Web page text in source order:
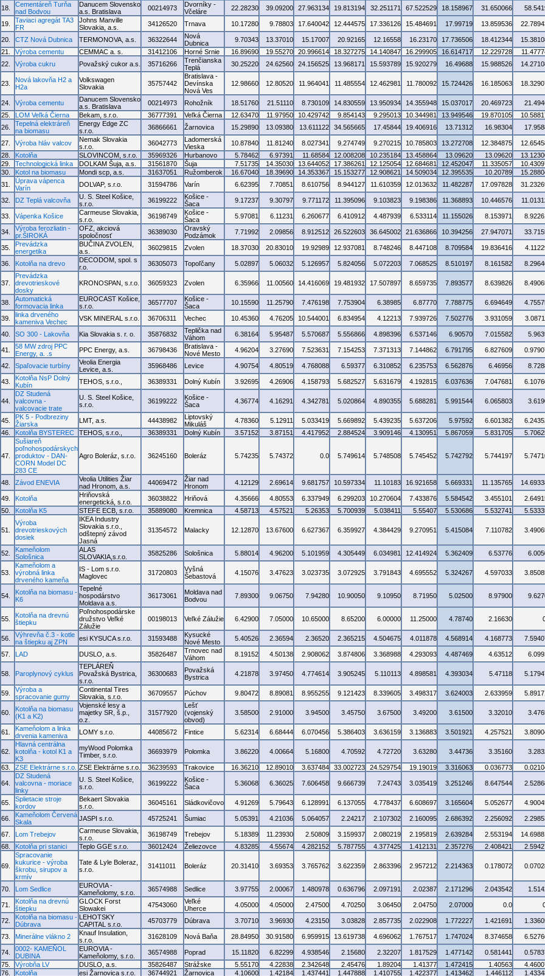
18.
Cementáreň Turňa
nad Bodvou
Danucem Slovensko
a.s. Bratislava
00214973
Dvorníky -
Včeláre
22.28230 39.09200 27.963134 19.813194 32.251171 67.522529 18.158967 31.650066
19.
Taviaci agregát TA3
FR
Johns Manville
Slovakia, a.s.
34126520 Trnava 10.17280 9.78803 17.640042 12.444575 17.336126 15.484691 17.99719 13.859536
20. CTZ Nová Dubnica TERMONOVA, a.s. 36322644
Nová
Dubnica
9.70343 13.37010 15.17007 20.92165 12.16558 16.23170 17.736506 18.412344
21.
Výroba cementu CEMMAC a. s. 31412106 Horné Srnie 16.89690 19.55270 20.996614 18.327275 14.140847 16.299905 16.614717 12.229728
22.
Výroba cukru Považský cukor a.s. 35716266
Trenčianska
Teplá
30.25220 24.62560 24.156525 13.968171 15.593789 15.920279 16.49688 15.988526
23.
Nová lakovňa H2 a
H2a
Volkswagen
Slovakia
35757442
Bratislava -
Devínska
Nová Ves
12.98660 12.80520 11.964041 11.485554 12.462981 11.780092 15.724426 16.185063
24. Výroba cementu
Danucem Slovensko
a.s. Bratislava
00214973 Rohožník 18.51760 21.51110 8.730109 14.830559 13.950934 14.355948 15.037017 20.469723
25.
LOM Veľká Čierna Bekam, s.r.o. 36777391 Veľká Čierna 12.63470 11.97950 10.429742 9.854143 9.295013 10.344981 13.949546 19.870105
26.
Tepelná elektráreň
na biomasu
Energy Edge ZC
s.r.o.
36866661 Žarnovica 15.29890 13.09380 13.611122 34.565665 17.45844 19.406916 13.71312 16.98304
27. Výroba hláv valcov
Nemak Slovakia
s.r.o.
36042773
Ladomerská
Vieska
10.87840 11.81240 8.027341 9.274749 9.270215 10.785803 13.272708 12.384875
28.
Kotolňa SLOVINCOM, s.r.o. 35969326 Hurbanovo 5.78462 6.97391 11.68584 12.008208 10.235184 13.458864 13.09620 13.09620
29.
Technologická linka DOLKAM Šuja, a.s. 31561870 Šuja 7.51735 14.35030 13.644052 17.386261 12.125054 12.684681 12.452047 11.335057
30.
Kotol na biomasu Mondi scp, a.s. 31637051 Ružomberok 16.67040 18.39690 14.353367 15.153277 12.908621 14.509034 12.395535 10.20789
31.
Úprava vápenca
Varín
DOLVAP, s.r.o. 31594786 Varín 6.62395 7.70851 8.610756 8.944127 11.610359 12.013632 11.482287 17.097828
32. DZ Teplá valcovňa
U. S. Steel Košice,
s.r.o.
36199222
Košice -
Šaca
9.17237 9.30797 9.771172 11.395096 9.103823 9.198386 11.368893 10.446576
33. Vápenka Košice
Carmeuse Slovakia,
s.r.o.
36198749
Košice -
Šaca
5.97081 6.11231 6.260677 6.410912 4.487939 6.533114 11.155026 8.153971
34.
Výroba ferozliatin -
pr.ŠIROKÁ
OFZ, akciová
spoločnosť
36389030
Oravský
Podzámok
7.71992 2.09856 8.912512 26.522603 36.645002 21.636866 10.394256 27.947071
35.
Prevádzka
energetika
BUČINA ZVOLEN,
a.s.
36029815 Zvolen 18.37030 20.83010 19.92989 12.937081 8.748246 8.447108 8.709584 19.836416
36. Kotolňa na drevo
DECODOM, spol. s
r.o.
36305073 Topoľčany 5.02897 5.06032 5.126957 5.824056 5.072203 7.068525 8.510197 8.161582
37.
Prevádzka
drevotrieskové
dosky
KRONOSPAN, s.r.o. 36059323 Zvolen 6.35966 11.00560 14.416069 19.481932 17.507897 8.659735 7.893577 8.639826
38.
Automatická
formovacia linka
EUROCAST Košice,
s.r.o.
36577707
Košice -
Šaca
10.15590 11.25790 7.476198 7.753904 6.38985 6.87770 7.788775 6.694649
39.
linka drveného
kameniva Vechec
VSK MINERAL s.r.o. 36706311 Vechec 10.45360 4.76205 10.544001 6.834954 4.12213 7.939726 7.502776 3.931059
40. SO 300 - Lakovňa Kia Slovakia s. r. o. 35876832
Teplička nad
Váhom
6.38164 5.95487 5.570687 5.556866 4.898396 6.537146 6.90570 7.015582
41.
58 MW zdroj PPC
Energy, a. .s
PPC Energy, a.s. 36798436
Bratislava -
Nové Mesto
4.96204 3.27690 7.523631 7.154253 7.371313 7.144862 6.791795 6.827609
42. Spaľovacie turbíny
Veolia Energia
Levice, a.s.
35968486 Levice 4.90754 4.80519 4.768088 6.59377 6.310852 6.235753 6.562876 6.46956
43.
Kotolňa NsP Dolný
Kubín
TEHOS, s.r.o., 36389331 Dolný Kubín 3.92695 4.26906 4.158793 5.682527 5.631679 4.192815 6.037636 7.047681
44.
DZ Studená
valcovna -
valcovacie trate
U. S. Steel Košice,
s.r.o.
36199222
Košice -
Šaca
4.36774 4.16291 4.342781 5.020864 4.890355 5.688281 5.991544 6.065803
45.
PK 5 - Podbreziny
Žiarska
LMT, a.s. 44438982
Liptovský
Mikuláš
4.78360 5.12911 5.033419 5.669892 5.439235 5.637206 5.97592 6.601382
46.
Kotolňa BYSTEREC TEHOS, s.r.o., 36389331 Dolný Kubín 3.57152 3.87151 4.417952 2.884524 3.909146 4.130951 5.867059 5.831705
47.
Sušiareň
poľnohospodárskych
produktov - DAN-
CORN Model DC
283 CE
Agro Boleráz, s.r.o. 36245160 Boleráz 5.74235 5.74372 0.0 5.749614 5.748508 5.745452 5.742792 5.744197
48. Závod ENEVIA
Veolia Utilities Žiar
nad Hronom, a.s.
44069472
Žiar nad
Hronom
4.12129 2.69614 9.681757 10.597334 11.10183 16.921658 5.669331 11.135765
49. Kotolňa
Hriňovská
energetická, s.r.o.
36038822 Hriňová 4.35666 4.80553 6.337949 6.299203 10.270604 7.433876 5.584542 3.455101
50.
Kotolňa K5 STEFE ECB, s.r.o. 35889080 Kremnica 4.58713 4.57521 5.26353 5.700939 5.038411 5.55407 5.530686 5.532741
51.
Výroba
drevotrieskových
dosiek
IKEA Industry
Slovakia s.r.o.,
odštepný závod
Jasná
31354572 Malacky 12.12870 13.67600 6.627367 6.359927 4.384429 9.270951 5.415084 7.110782
52.
Kameňolom
Sološnica
ALAS
SLOVAKIA,s.r.o.
35825286 Sološnica 5.88014 4.96200 5.101959 4.305449 6.034981 12.414924 5.362409 6.53776
53.
Kameňolom a
výrobná linka
drveného kameňa
IS - Lom s.r.o.
Maglovec
31720803
Vyšná
Šebastová
4.15076 3.47623 3.023735 3.072925 3.791843 4.695552 5.324267 4.597033
54.
Kotolňa na biomasu -
K6
Tepelné
hospodárstvo
Moldava a.s.
36173061
Moldava nad
Bodvou
7.89300 9.06750 7.94280 10.90050 9.10950 8.71950 5.02500 8.97900
55.
Kotolňa na drevnú
štiepku
Poľnohospodárske
družstvo Veľké
Zálužie
00198013 Veľké Zálužie 6.42900 7.05000 10.65000 8.65200 6.00000 11.25000 4.78740 2.16630
56.
Výhrevňa č.3 - kotle
na štiepku aj ZPN
esi KYSUCA s.r.o. 31593488
Kysucké
Nové Mesto
5.40526 2.36594 2.36520 2.365215 4.504675 4.011878 4.568914 4.168773
57. LAD DUSLO, a.s. 35826487
Trnovec nad
Váhom
8.19152 4.50138 2.908062 3.874806 3.368988 4.293093 4.487469 4.63512
58. Paroplynový cyklus
TEPLÁREŇ
Považská Bystrica,
s.r.o.
36300683
Považská
Bystrica
4.21878 3.97450 4.774614 3.905245 5.110113 4.898581 4.393034 5.47118
59.
Výroba a
spracovanie gumy
Continental Tires
Slovakia, s.r.o.
36709557 Púchov 9.80472 8.89081 8.955255 9.121423 8.339605 3.498317 3.624003 2.633959
60.
Kotolňa na biomasu
(K1 a K2)
Vojenské lesy a
majetky SR, š.p.,
o.z.
31577920
Lešť
(vojenský
obvod)
3.58500 2.91000 3.94500 3.45750 3.67500 3.49200 3.61500 3.32010
61.
Kameňolom a linka
drvenia kameniva
LOMY s.r.o. 44085672 Fintice 5.62314 6.68444 6.070456 5.386403 3.636159 3.136883 3.501921 4.257521
62.
Hlavná centrálna
kotolňa - kotol K1 a
K3
myWood Polomka
Timber, s.r.o.
36693979 Polomka 3.86220 4.00664 5.16800 4.70592 4.72720 3.63280 3.44736 3.35160
63. ZSE Elektrárne s.r.o. ZSE Elektrárne s.r.o. 36239593 Trakovice 16.36210 12.89010 3.637484 33.002723 24.529754 19.19019 3.316063 0.036773
64.
DZ Studená
valcovna - moriace
linky
U. S. Steel Košice,
s.r.o.
36199222
Košice -
Šaca
5.36068 6.36025 7.606458 9.666739 7.24743 3.035419 3.251246 8.647544
65.
Splietacie stroje
kordov
Bekaert Slovakia
s.r.o.
36045161 Sládkovičovo 4.91269 5.79643 6.128991 6.137055 4.778437 6.608697 3.165604 5.052677
66.
Kameňolom Červená
Skala
JASPI s.r.o. 45725241 Šumiac 5.05391 4.21036 5.064057 2.24217 2.107302 2.160095 2.686392 2.256092
67. Lom Trebejov
Carmeuse Slovakia,
s.r.o.
36198749 Trebejov 5.18389 11.23930 2.50809 3.159937 2.080219 2.195819 2.639284 2.553194
68.
Kotolňa pri stanici Teplo GGE s.r.o. 36012424 Želiezovce 4.83285 4.55674 4.282152 5.787755 4.377425 1.412131 2.357276 2.408421
69.
Spracovanie
kukurice - výroba
škrobu, sirupov a
krmív
Tate & Lyle Boleraz,
s.r.o.
31411011 Boleráz 20.31410 3.69353 3.765762 3.622359 2.863396 2.957212 2.214363 0.178072
70. Lom Sedlice
EUROVIA -
Kameňolomy, s.r.o.
36574988 Sedlice 3.97755 2.00067 1.480978 0.636796 2.097191 2.02387 2.171296 2.043542
71.
Kotolňa na drevnú
štiepku
GLOCK Forst
Slowakei
47543060
Veľké
Uherce
4.05000 4.05000 2.47500 4.70250 3.06450 2.04750 2.07000 0.0
72.
Kotolňa na biomasu -
Dúbrava
LEHOTSKY
CAPITAL s.r.o.
45703779 Dúbrava 3.70710 3.96930 4.23150 3.03828 2.857735 2.022908 1.772227 1.421691
73. Minerálne vlákno 2
Knauf Insulation,
s.r.o.
31628109 Nová Baňa 28.84950 30.91580 6.959915 13.619738 4.696062 1.767517 1.747024 8.374658
74.
0002- KAMEŇOL
DUBINA
EUROVIA -
Kameňolomy, s.r.o.
36574988 Poprad 15.11820 6.82299 4.938546 2.15680 2.32207 1.817529 1.477142 0.581441
75.
Výrobňa LV DUSLO, a.s. 35826487 Strážske 5.55170 4.22838 2.342648 2.45476 1.89204 1.41377 1.472415 1.40563
76.
Kotolňa esi Žarnovica s.r.o. 36744921 Žarnovica 4.10600 1.42184 1.437441 1.447888 1.410755 1.422377 1.413462 1.446112